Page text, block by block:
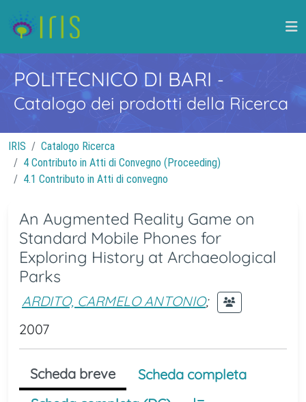
POLITECNICO DI BARI -
Catalogo dei prodotti della Ricerca
IRIS
Catalogo Ricerca
4 Contributo in Atti di Convegno (Proceeding)
4.1 Contributo in Atti di convegno
An Augmented Reality Game on
Standard Mobile Phones for
Exploring History at Archaeological
Parks
ARDITO, CARMELO ANTONIO;
2007
Scheda breve
Scheda completa